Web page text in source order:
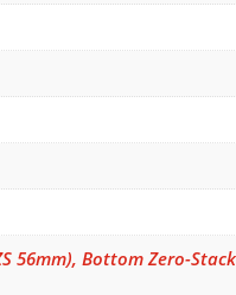
56mm), Bottom Zero-